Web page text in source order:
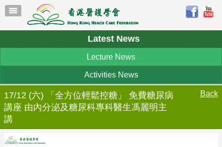
Latest News
Lecture News
Activities News
17/12 (六) 「全方位輕鬆控糖」 免費糖尿病
講座 由內分泌及糖尿科專科醫生馮麗明主
講
Back